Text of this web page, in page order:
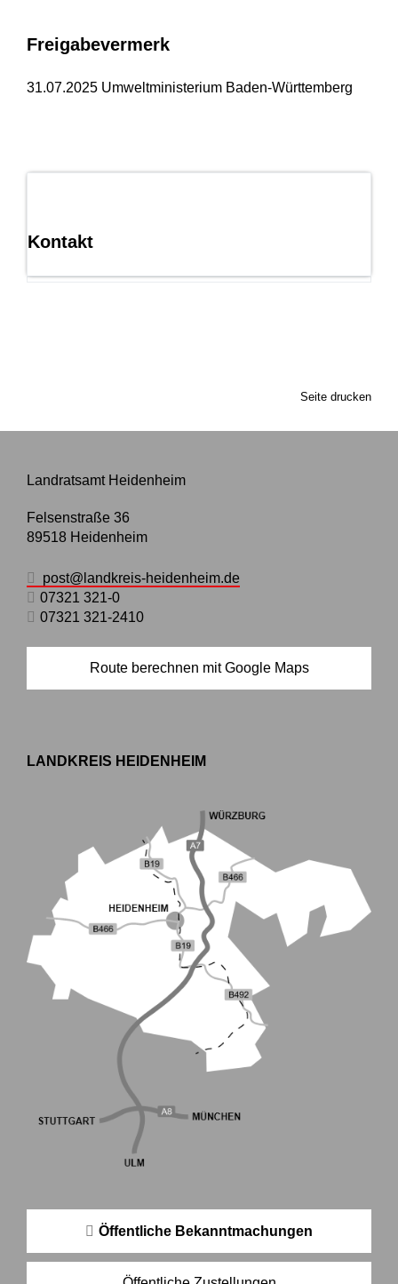
Kontakt
Freigabevermerk
31.07.2025 Umweltministerium Baden-Württemberg
Seite drucken
Landratsamt Heidenheim
Felsenstraße 36
89518 Heidenheim
post@landkreis-heidenheim.de
07321 321-0
07321 321-2410
Route berechnen mit Google Maps
LANDKREIS HEIDENHEIM
Öffentliche Bekanntmachungen